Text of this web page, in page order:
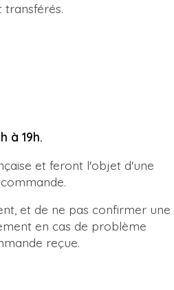
à 19h.
et feront l'objet d'une
et de ne pas confirmer une
en cas de problème
reçue.